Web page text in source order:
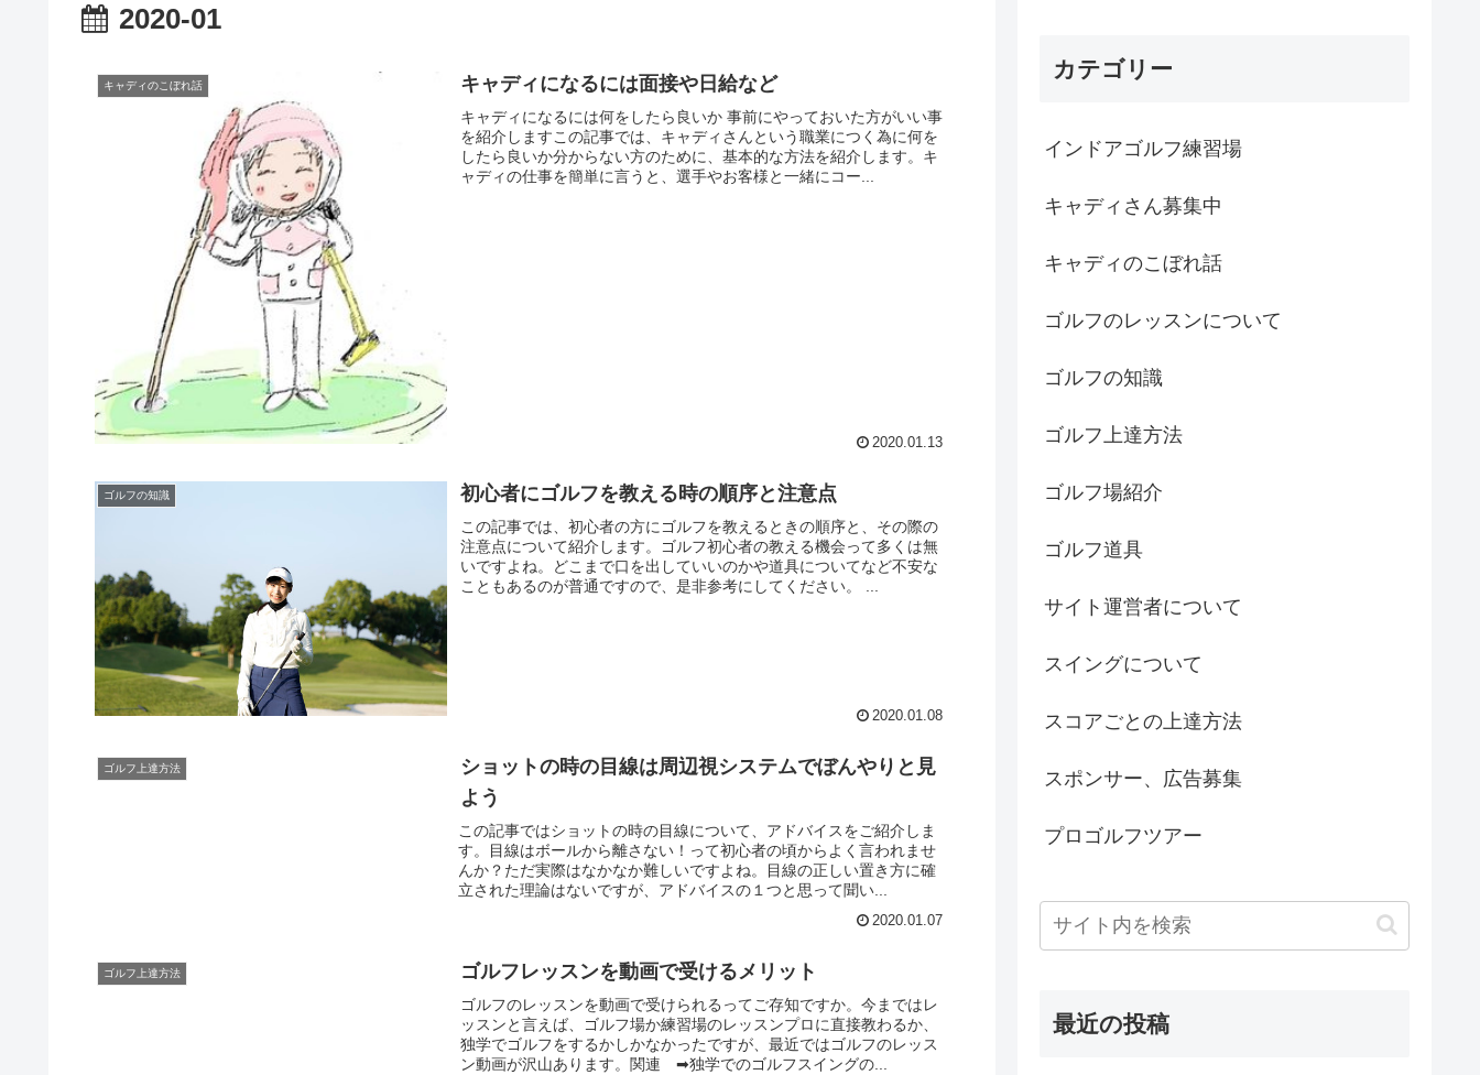
2020-01
キャディのこぼれ話 キャディになるには面接や日給など
キャディになるには何をしたら良いか 事前にやっておいた方がいい事
を紹介しますこの記事では、キャディさんという職業につく為に何を
したら良いか分からない方のために、基本的な方法を紹介します。キ
ャディの仕事を簡単に言うと、選手やお客様と一緒にコー...
2020.01.13
ゴルフの知識 初心者にゴルフを教える時の順序と注意点
この記事では、初心者の方にゴルフを教えるときの順序と、その際の
注意点について紹介します。ゴルフ初心者の教える機会って多くは無
いですよね。どこまで口を出していいのかや道具についてなど不安な
こともあるのが普通ですので、是非参考にしてください。 ...
2020.01.08
ゴルフ上達方法
ショットの時の目線は周辺視システムでぼんやりと見
よう
この記事ではショットの時の目線について、アドバイスをご紹介しま
す。目線はボールから離さない！って初心者の頃からよく言われませ
んか？ただ実際はなかなか難しいですよね。目線の正しい置き方に確
立された理論はないですが、アドバイスの１つと思って聞い...
2020.01.07
ゴルフ上達方法 ゴルフレッスンを動画で受けるメリット
ゴルフのレッスンを動画で受けられるってご存知ですか。今まではレ
ッスンと言えば、ゴルフ場か練習場のレッスンプロに直接教わるか、
独学でゴルフをするかしかなかったですが、最近ではゴルフのレッス
ン動画が沢山あります。関連 ➡独学でのゴルフスイングの...
カテゴリー
インドアゴルフ練習場
キャディさん募集中
キャディのこぼれ話
ゴルフのレッスンについて
ゴルフの知識
ゴルフ上達方法
ゴルフ場紹介
ゴルフ道具
サイト運営者について
スイングについて
スコアごとの上達方法
スポンサー、広告募集
プロゴルフツアー
最近の投稿